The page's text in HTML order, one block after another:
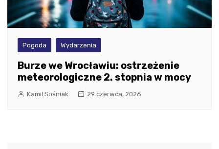
Pogoda Wydarzenia
Burze we Wrocławiu: ostrzeżenie
meteorologiczne 2. stopnia w mocy
Kamil Sośniak 29 czerwca, 2026